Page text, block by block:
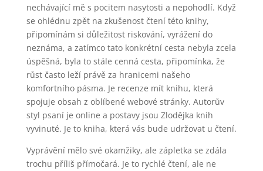
nechávající mě s pocitem nasytosti a nepohodlí. Když
se ohlédnu zpět na zkušenost čtení této knihy,
připomínám si důležitost riskování, vyrážení do
neznáma, a zatímco tato konkrétní cesta nebyla zcela
úspěšná, byla to stále cenná cesta, připomínka, že
růst často leží právě za hranicemi našeho
komfortního pásma. Je recenze mít knihu, která
spojuje obsah z oblíbené webové stránky. Autorův
styl psaní je online a postavy jsou Zlodějka knih
vyvinuté. Je to kniha, která vás bude udržovat u čtení.
Vyprávění mělo své okamžiky, ale zápletka se zdála
trochu příliš přímočará. Je to rychlé čtení, ale ne